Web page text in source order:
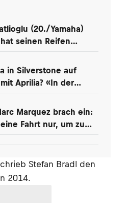
(20./Yamaha)
seinen Reifen
in Silverstone auf
Aprilia? «In der
Marquez brach ein:
Fahrt nur, um zu
Stefan Bradl den
2014.